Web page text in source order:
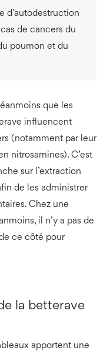
d’autodestruction
de cancers du
poumon et du
que les
influencent
(notamment par leur
nitrosamines). C’est
sur l’extraction
de les administrer
Chez une
il n’y a pas de
ce côté pour
la betterave
apportent une